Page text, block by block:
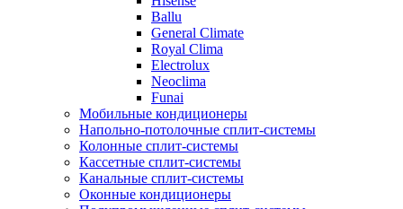
Ballu
General Climate
Royal Clima
Electrolux
Neoclima
Funai
Мобильные кондиционеры
Напольно-потолоч​ные ​сплит-системы
Колонные ​​сплит-системы
Кассетные сплит-системы
Канальные сплит-системы
Оконные кондиционеры